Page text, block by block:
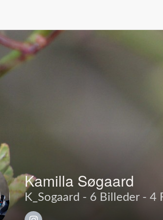
Kamilla Søgaard
K_Sogaard - 6 Billeder - 4